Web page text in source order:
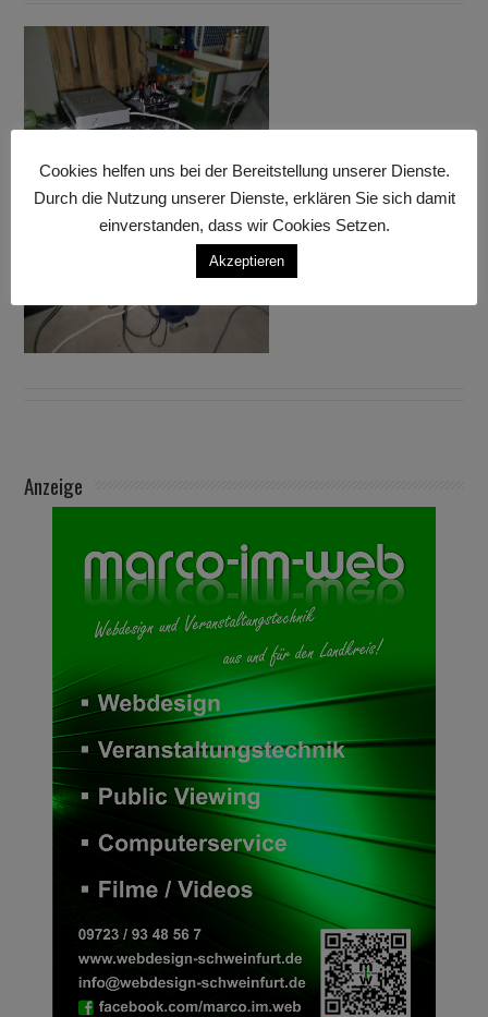
Anzeige
Cookies helfen uns bei der Bereitstellung unserer Dienste.
Durch die Nutzung unserer Dienste, erklären Sie sich damit
einverstanden, dass wir Cookies Setzen.
Akzeptieren